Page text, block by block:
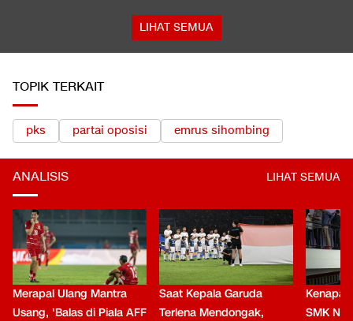
LIHAT SEMUA
TOPIK TERKAIT
pks partai oposisi emrus sihombing
ANALISIS LIHAT SEMUA
Merapal Ulang Mantra
Usang, 'Balas di Piala AFF
Saat Kepala Garuda
Terlena Mendongak,
Kenapa
SMK